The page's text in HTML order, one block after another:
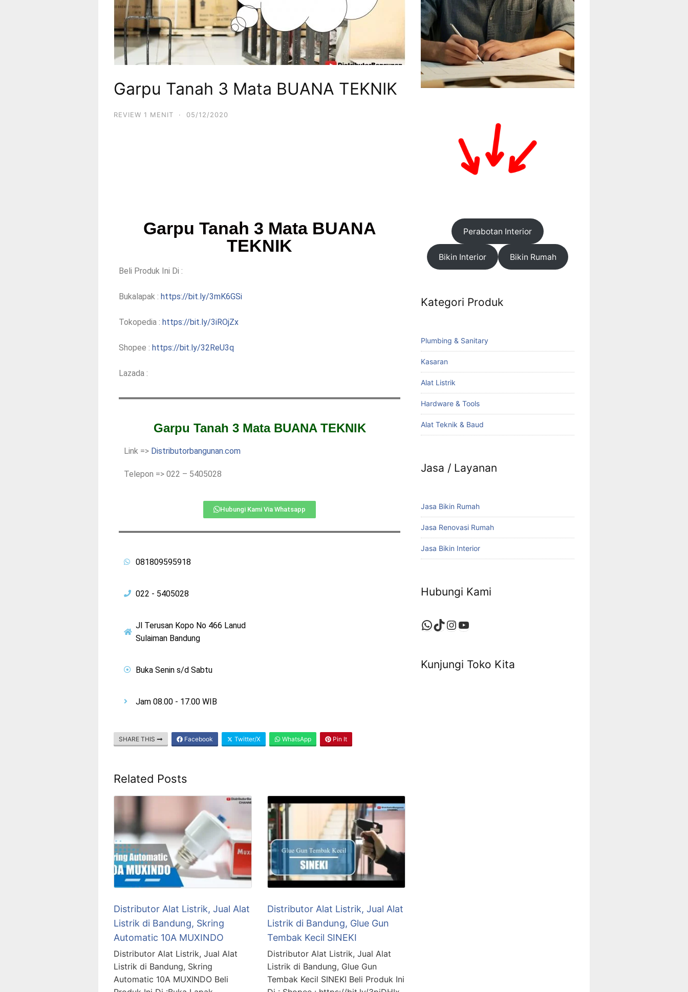
Garpu Tanah 3 Mata BUANA TEKNIK
REVIEW 1 MENIT · 05/12/2020
Garpu Tanah 3 Mata BUANA
TEKNIK
Beli Produk Ini Di :
Bukalapak : https://bit.ly/3mK6GSi
Tokopedia : https://bit.ly/3iROjZx
Shopee : https://bit.ly/32ReU3q
Lazada :
Garpu Tanah 3 Mata BUANA TEKNIK
Link => Distributorbangunan.com
Telepon => 022 – 5405028
Hubungi Kami Via Whatsapp
081809595918
022 - 5405028
Jl Terusan Kopo No 466 Lanud
Sulaiman Bandung
Buka Senin s/d Sabtu
Jam 08.00 - 17.00 WIB
SHARE THIS Facebook Twitter/X WhatsApp Pin It
Related Posts
Distributor Alat Listrik, Jual Alat
Listrik di Bandung, Skring
Automatic 10A MUXINDO
Distributor Alat Listrik, Jual Alat
Listrik di Bandung, Skring
Automatic 10A MUXINDO Beli
Distributor Alat Listrik, Jual Alat
Listrik di Bandung, Glue Gun
Tembak Kecil SINEKI
Distributor Alat Listrik, Jual Alat
Listrik di Bandung, Glue Gun
Tembak Kecil SINEKI Beli Produk Ini
Perabotan Interior
Bikin Interior Bikin Rumah
Kategori Produk
Plumbing & Sanitary
Kasaran
Alat Listrik
Hardware & Tools
Alat Teknik & Baud
Jasa / Layanan
Jasa Bikin Rumah
Jasa Renovasi Rumah
Jasa Bikin Interior
Hubungi Kami
Kunjungi Toko Kita